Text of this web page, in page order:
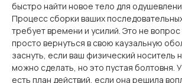
быстро найти новое тело для
Процесс сборки ваших
требует времени и усилий. Это не
просто вернуться в свою каузальную
заснуть, если ваш физический носитель
можно сделать, но это пустая болтовня.
есть план действий, если она решила